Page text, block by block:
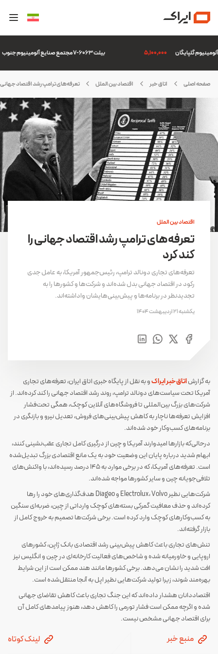
بیلت 6063-7 مجتمع صنایع آلومینیوم جنوب 5,100,000
صفحه اصلی اتاق خبر اقتصاد بین الملل تعرفه‌های ترامپ رشد اقتصاد جهانی
اقتصاد بین الملل
تعرفه‌های ترامپ رشد اقتصاد جهانی را
کند کرد
تعرفه‌های تجاری دونالد ترامپ، رئیس‌جمهور آمریکا، به عامل جدی
رکود در اقتصاد جهانی بدل شده‌اند و شرکت‌ها و کشورها را به
تجدیدنظر در برنامه‌ها و پیش‌بینی‌هایشان واداشته‌اند.
یکشنبه 21 اردیبهشت 1404
به گزارشاتاق خبر ایراکو به نقل از پایگاه خبری اتاق ایران، تعرفه‌های تجاری
آمریکا تحت سیاست‌های دونالد ترامپ، روند رشد اقتصاد جهانی را کند کرده‌اند. از
شرکت‌های بزرگ بین‌المللی تا فروشگاه‌های آنلاین کوچک، همگی تحت‌فشار
افزایش تعرفه‌ها ناچار به کاهش پیش‌بینی‌های فروش، تعدیل نیرو و بازنگری در
برنامه‌های کسب‌وکار خود شده‌اند.
درحالی‌که بازارها امیدوارند آمریکا و چین از درگیری کامل تجاری عقب‌نشینی کنند،
ابهام شدید درباره پایان این وضعیت خود به یک مانع اقتصادی بزرگ تبدیل‌شده
است. تعرفه‌های آمریکا، که در برخی موارد به ۱۴۵ درصد رسیده‌اند، با واکنش‌های
تلافی‌جویانه چین و سایر کشورها مواجه شده‌اند.
شرکت‌هایی نظیر Electrolux، Volvo و Diageo هدف‌گذاری‌های خود را رها
کرده‌اند و حذف معافیت گمرکی بسته‌های کوچک وارداتی از چین، ضربه‌ای سنگین
به کسب‌وکارهای کوچک وارد کرده است. برخی شرکت‌ها تصمیم به خروج کامل از
بازار گرفته‌اند.
تنش‌های تجاری باعث کاهش پیش‌بینی رشد اقتصادی بانک ژاپن، کشورهای
اروپایی و خاورمیانه شده و شاخص‌های فعالیت کارخانه‌ای در چین و انگلیس نیز
افت شدید را نشان می‌دهد. برخی کشورها مانند هند ممکن است از این شرایط
بهره‌مند شوند، زیرا تولید شرکت‌هایی نظیر اپل به آنجا منتقل‌شده است.
اقتصاددانان هشدار داده‌اند که این جنگ تجاری باعث کاهش تقاضای جهانی
شده و اگرچه ممکن است فشار تورمی را کاهش دهد، هنوز پیامدهای کامل آن
برای اقتصاد جهانی مشخص نیست.
منبع خبر لینک کوتاه